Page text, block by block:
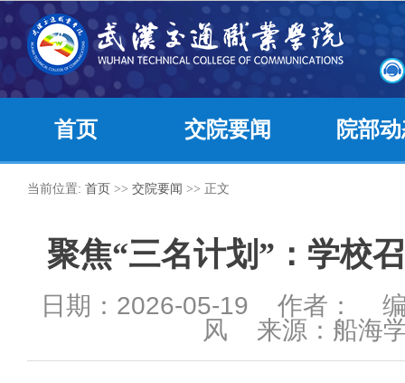
首页 交院要闻 院部
当前位置: 首页 >> 交院要闻 >> 正文
聚焦“三名计划”：学校
日期：2026-05-19 作者：
风 来源：船海